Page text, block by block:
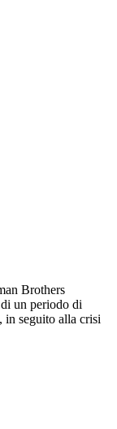
Brothers
un periodo di
in seguito alla crisi